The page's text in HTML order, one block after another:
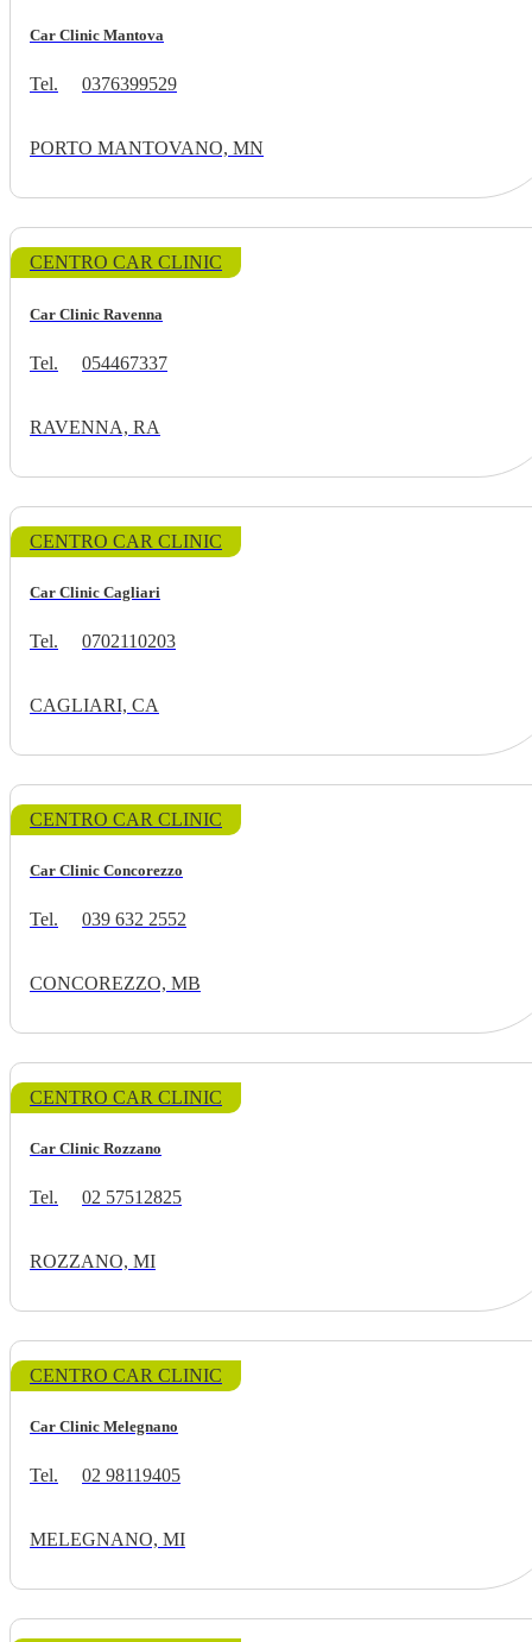
Car Clinic Mantova
Tel. 0376399529
PORTO MANTOVANO, MN
CENTRO CAR CLINIC
Car Clinic Ravenna
Tel. 054467337
RAVENNA, RA
CENTRO CAR CLINIC
Car Clinic Cagliari
Tel. 0702110203
CAGLIARI, CA
CENTRO CAR CLINIC
Car Clinic Concorezzo
Tel. 039 632 2552
CONCOREZZO, MB
CENTRO CAR CLINIC
Car Clinic Rozzano
Tel. 02 57512825
ROZZANO, MI
CENTRO CAR CLINIC
Car Clinic Melegnano
Tel. 02 98119405
MELEGNANO, MI